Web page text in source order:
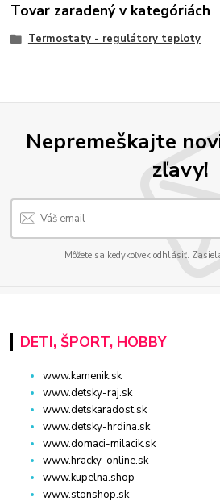
Tovar zaradený v kategóriách
Termostaty - regulátory teploty
Nepremeškajte
zľavy!
Môžete sa kedykoľvek odhlásiť.
DETI, ŠPORT, HOBBY
www.kamenik.sk
www.detsky-raj.sk
www.detskaradost.sk
www.detsky-hrdina.sk
www.domaci-milacik.sk
www.hracky-online.sk
www.kupelna.shop
www.stonshop.sk